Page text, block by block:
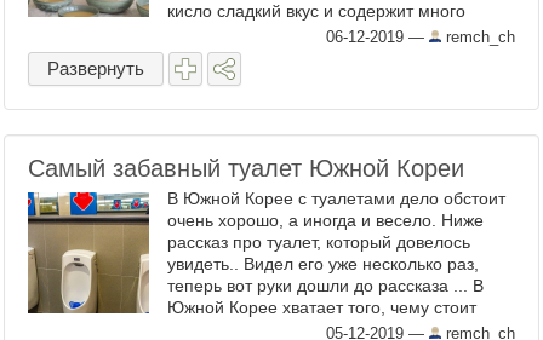
кисло сладкий вкус и содержит много
питательных элементов, включая сахар.
Напиток приготовляется ...
06-12-2019 — remch_ch
Развернуть
Самый забавный туалет Южной Кореи
В Южной Корее с туалетами дело обстоит
очень хорошо, а иногда и весело. Ниже
рассказ про туалет, который довелось
увидеть.. Видел его уже несколько раз,
теперь вот руки дошли до рассказа ... В
Южной Корее хватает того, чему стоит
поучиться у них другим народам. Это не
05-12-2019 — remch_ch